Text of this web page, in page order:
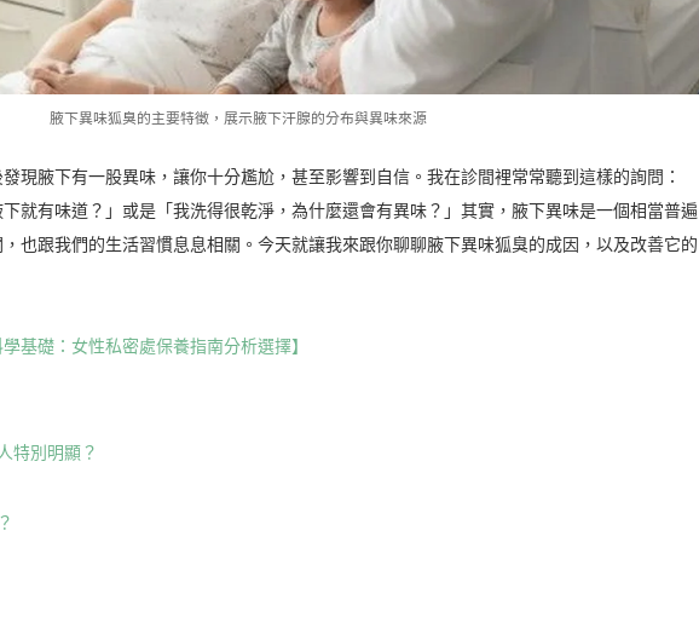
腋下異味狐臭的主要特徵，展示腋下汗腺的分布與異味來源
現腋下有一股異味，讓你十分尷尬，甚至影響到自信。我在診間裡常常聽到這樣的詢問：
下就有味道？」或是「我洗得很乾淨，為什麼還會有異味？」其實，腋下異味是一個相當普遍
也跟我們的生活習慣息息相關。今天就讓我來跟你聊聊腋下異味狐臭的成因，以及改善它的
基礎：女性私密處保養指南分析選擇】
特別明顯？